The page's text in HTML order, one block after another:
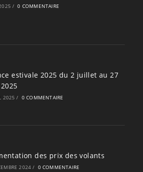
/ 0 COMMENTAIRE
estivale 2025 du 2 juillet au 27
2025 / 0 COMMENTAIRE
des prix des volants
2024 / 0 COMMENTAIRE